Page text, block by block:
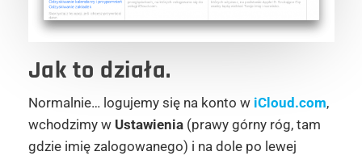
Jak to działa.
Normalnie… logujemy się na konto w iCloud.com,
wchodzimy w Ustawienia(prawy górny róg, tam
gdzie imię zalogowanego) i na dole po lewej